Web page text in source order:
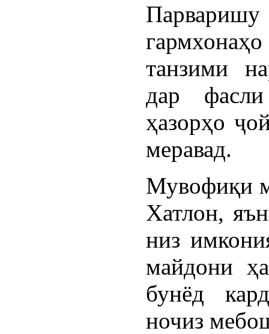
танзими
дар
ҳазорҳо
меравад.
Мувофиқи
Хатлон,
низ
майдони
бунёд
ночиз